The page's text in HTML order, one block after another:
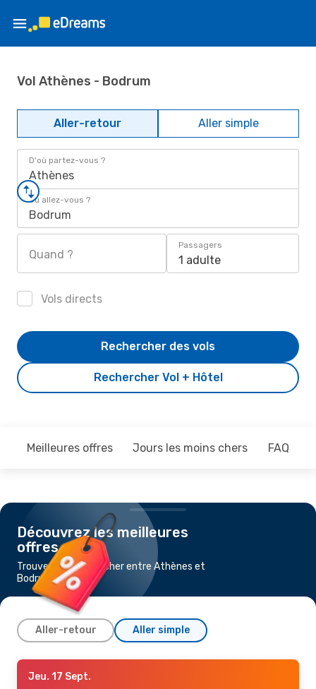
Vol Athènes - Bodrum
Aller-retour Aller simple
D'où partez-vous ?
Athènes
Où allez-vous ?
Bodrum
Quand ?
Passagers
1 adulte
Vols directs
Rechercher Vol + Hôtel
Rechercher des vols
Meilleures offres Jours les moins chers FAQ
Découvrez les meilleures
offres
Trouvez un vol pas cher entre Athènes et
Bodrum
Aller-retour Aller simple
Jeu. 17 Sept.
Jeu. 17 Sept.